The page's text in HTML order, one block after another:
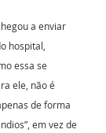
a enviar
hospital,
essa se
ele, não é
de forma
em vez de